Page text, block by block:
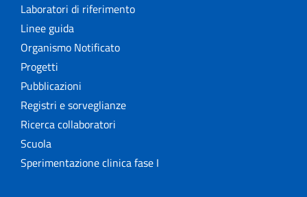
Laboratori di riferimento
Linee guida
Organismo Notificato
Progetti
Pubblicazioni
Registri e sorveglianze
Ricerca collaboratori
Scuola
Sperimentazione clinica fase I